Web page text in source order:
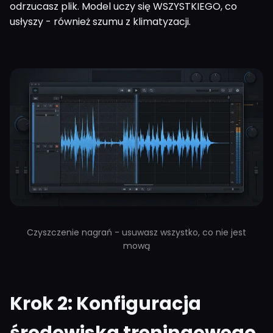
odrzucasz plik. Model uczy się WSZYSTKIEGO, co
usłyszy - również szumu z klimatyzacji.
Czyszczenie nagrań - usuwasz wszystko, co nie jest
mową
Krok 2: Konfiguracja